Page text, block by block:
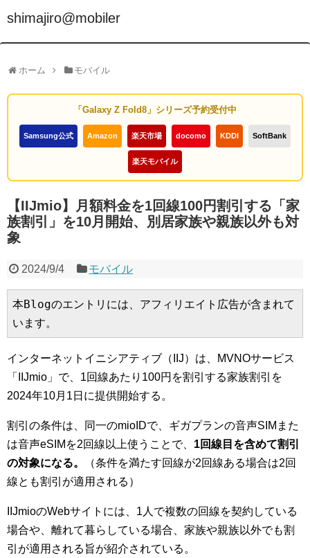
shimajiro@mobiler
ホーム モバイル
「Galaxy Z Fold8」シリーズ予約受付中
Samsung公式 Amazon 楽天市場 docomo KDDI SoftBank
楽天モバイル
【IIJmio】月額料金を1回線100円割引する「家
族割引」を10月開始、別居家族や親族以外も対
象
2024/9/4 モバイル
本Blogのエントリには、アフィリエイト広告が含まれて
います。
インターネットイニシアティブ（IIJ）は、MVNOサービス
「IIJmio」で、1回線あたり100円を割引する家族割引を
2024年10月1日に提供開始する。
割引の条件は、同一のmioIDで、ギガプランの音声SIMまた
は音声eSIMを2回線以上使うことで、 1回線目を含めて割引
の対象になる。
（条件を満たす回線が2回線ある場合は2回
線とも割引が適用される）
IIJmioのWebサイトには、1人で複数の回線を契約している
場合や、離れて暮らしている場合、家族や親族以外でも割
引が適用される旨が紹介されている。